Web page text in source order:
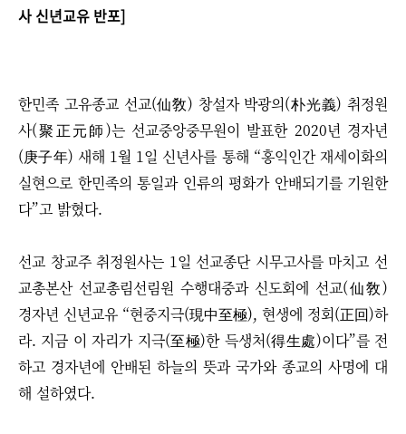
사 신년교유 반포]
한민족 고유종교 선교(仙敎) 창설자 박광의(朴光義) 취정원
사(聚正元師)는 선교중앙중무원이 발표한 2020년 경자년
(庚子年) 새해 1월 1일 신년사를 통해 “홍익인간 재세이화의
실현으로 한민족의 통일과 인류의 평화가 안배되기를 기원한
다”고 밝혔다.
선교 창교주 취정원사는 1일 선교종단 시무고사를 마치고 선
교총본산 선교총림선림원 수행대중과 신도회에 선교(仙敎)
경자년 신년교유 “현중지극(現中至極), 현생에 정회(正回)하
라. 지금 이 자리가 지극(至極)한 득생처(得生處)이다”를 전
하고 경자년에 안배된 하늘의 뜻과 국가와 종교의 사명에 대
해 설하였다.